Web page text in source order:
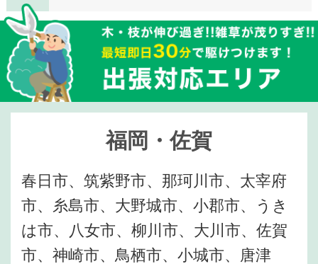
福岡・佐賀
春日市、筑紫野市、那珂川市、太宰府
市、糸島市、大野城市、小郡市、うき
は市、八女市、柳川市、大川市、佐賀
市、神崎市、鳥栖市、小城市、唐津